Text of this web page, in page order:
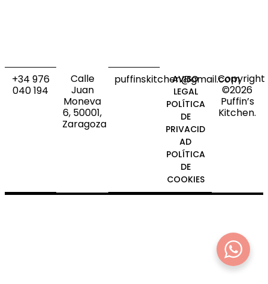
+34 976
040 194
Calle
Juan
Moneva
6, 50001,
Zaragoza
puffinskitchen@gmail.com
AVISO
LEGAL
POLÍTICA
DE
PRIVACID
AD
POLÍTICA
DE
COOKIES
Copyright
©2026
Puffin’s
Kitchen.